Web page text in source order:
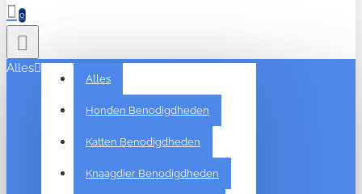
0
Alles
Alles
Honden Benodigdheden
Katten Benodigdheden
Knaagdier Benodigdheden